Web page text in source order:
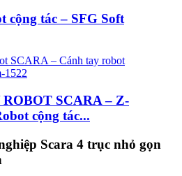
cộng tác – SFG Soft
SCARA – Z-
cộng tác...
Scara 4 trục nhỏ gọn